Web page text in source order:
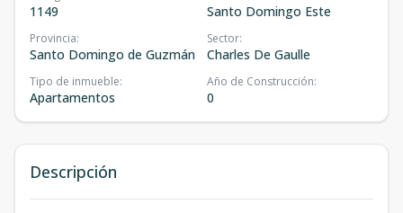
1149 Santo Domingo Este
Provincia:
Santo Domingo de Guzmán
Sector:
Charles De Gaulle
Tipo de inmueble:
Apartamentos
Año de Construcción:
0
Descripción